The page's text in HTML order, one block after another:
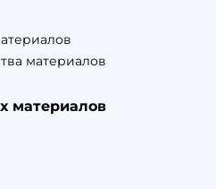
материалов
материалов